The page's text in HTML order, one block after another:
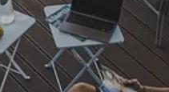
„Super,leicht und
seine